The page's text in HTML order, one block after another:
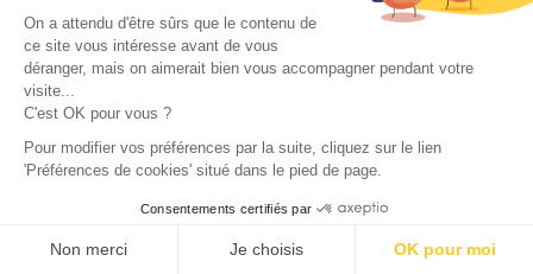
On a attendu d'être sûrs que le contenu de
ce site vous intéresse avant de vous
déranger, mais on aimerait bien vous accompagner pendant votre
visite...
C'est OK pour vous ?
Pour modifier vos préférences par la suite, cliquez sur le lien
'Préférences de cookies' situé dans le pied de page.
Consentements certifiés par
Non merci Je choisis OK pour moi
Audioprothésiste Lyon 2
Audioprothésiste Lyon 6
Audioprothésiste Paris 8
Audioprothésiste Paris 16
Audioprothésiste Paris 20
Audioprothésiste Toulouse